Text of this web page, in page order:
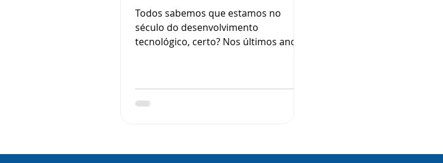
Todos sabemos que estamos no
século do desenvolvimento
tecnológico, certo? Nos últimos anos,
surgem para garantir as demandas
também seguimos essa tendência.